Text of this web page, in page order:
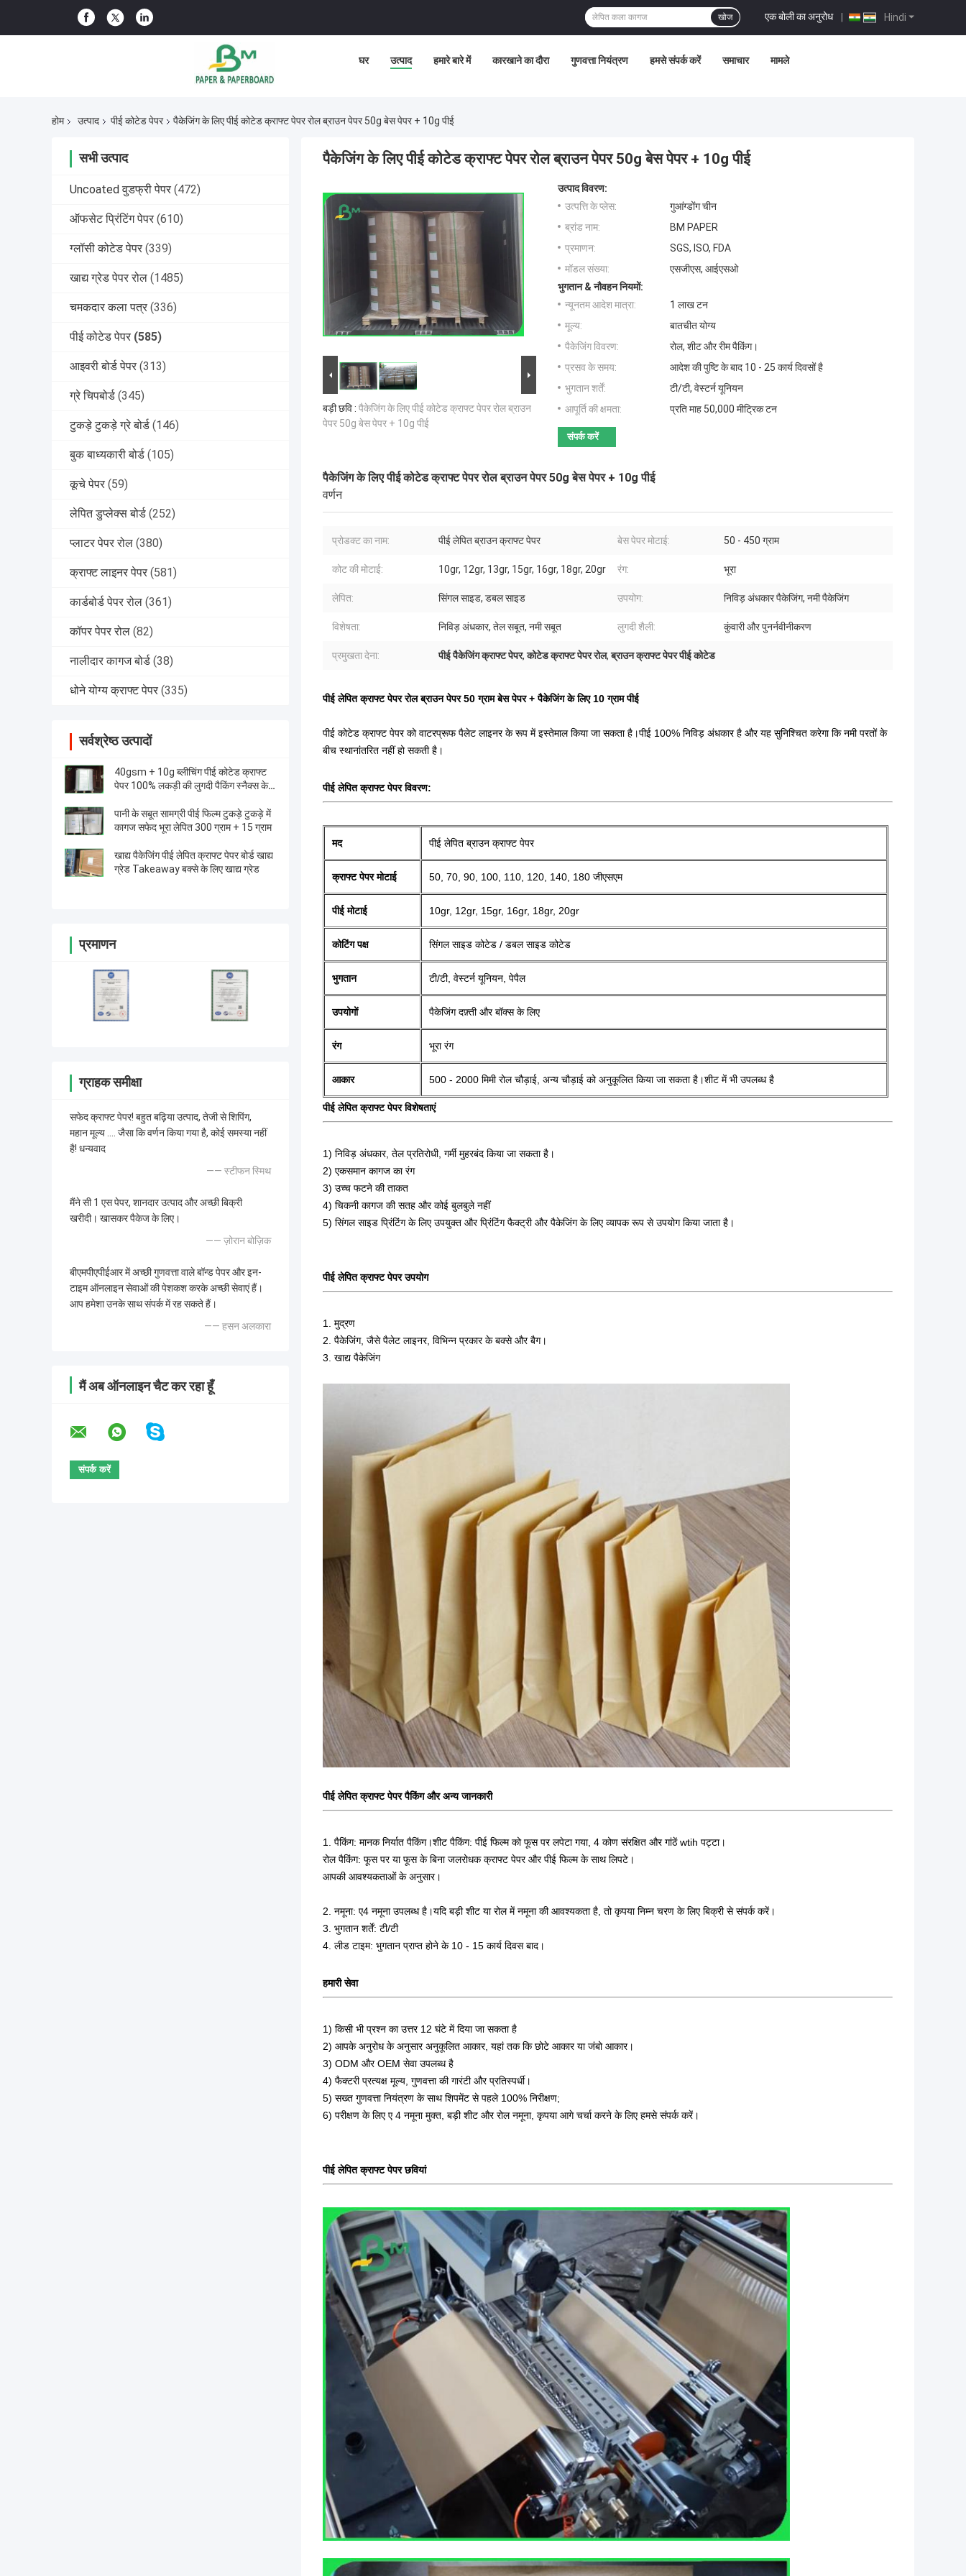
Hindi
एक बोली का अनुरोध |
खोज
घर उत्पाद हमारे बारे में कारखाने का दौरा गुणवत्ता नियंत्रण हमसे संपर्क करें समाचार मामले
होम उत्पाद पीई कोटेड पेपर पैकेजिंग के लिए पीई कोटेड क्राफ्ट पेपर रोल ब्राउन पेपर 50g बेस पेपर + 10g पीई
सभी उत्पाद
Uncoated वुडफ्री पेपर (472)
ऑफसेट प्रिंटिंग पेपर (610)
ग्लॉसी कोटेड पेपर (339)
खाद्य ग्रेड पेपर रोल (1485)
चमकदार कला पत्र (336)
पीई कोटेड पेपर (585)
आइवरी बोर्ड पेपर (313)
ग्रे चिपबोर्ड (345)
टुकड़े टुकड़े ग्रे बोर्ड (146)
बुक बाध्यकारी बोर्ड (105)
कूचे पेपर (59)
लेपित डुप्लेक्स बोर्ड (252)
प्लाटर पेपर रोल (380)
क्राफ्ट लाइनर पेपर (581)
कार्डबोर्ड पेपर रोल (361)
कॉपर पेपर रोल (82)
नालीदार कागज बोर्ड (38)
धोने योग्य क्राफ्ट पेपर (335)
सर्वश्रेष्ठ उत्पादों
40gsm + 10g ब्लीचिंग पीई कोटेड क्राफ्ट
पेपर 100% लकड़ी की लुगदी पैकिंग स्नैक्स के
पानी के सबूत सामग्री पीई फिल्म टुकड़े टुकड़े में
कागज सफेद भूरा लेपित 300 ग्राम + 15 ग्राम
खाद्य पैकेजिंग पीई लेपित क्राफ्ट पेपर बोर्ड खाद्य
ग्रेड Takeaway बक्से के लिए खाद्य ग्रेड
प्रमाणन
ग्राहक समीक्षा
सफेद क्राफ्ट पेपर! बहुत बढ़िया उत्पाद, तेजी से शिपिंग,
महान मूल्य .... जैसा कि वर्णन किया गया है, कोई समस्या नहीं
है! धन्यवाद
—— स्टीफन स्मिथ
मैंने सी 1 एस पेपर, शानदार उत्पाद और अच्छी बिक्री
खरीदी। खासकर पैकेज के लिए।
—— ज़ोरान बोज़िक
बीएमपीएपीईआर में अच्छी गुणवत्ता वाले बॉन्ड पेपर और इन-
टाइम ऑनलाइन सेवाओं की पेशकश करके अच्छी सेवाएं हैं।
आप हमेशा उनके साथ संपर्क में रह सकते हैं।
—— हसन अलकारा
मैं अब ऑनलाइन चैट कर रहा हूँ
पैकेजिंग के लिए पीई कोटेड क्राफ्ट पेपर रोल ब्राउन पेपर 50g बेस पेपर + 10g पीई
बड़ी छवि : पैकेजिंग के लिए पीई कोटेड क्राफ्ट पेपर रोल ब्राउन
पेपर 50g बेस पेपर + 10g पीई
उत्पाद विवरण:
उत्पत्ति के प्लेस:
गुआंग्डोंग चीन
ब्रांड नाम:
BM PAPER
प्रमाणन:
SGS, ISO, FDA
मॉडल संख्या:
एसजीएस, आईएसओ
भुगतान & नौवहन नियमों:
न्यूनतम आदेश मात्रा:
1 लाख टन
मूल्य:
बातचीत योग्य
पैकेजिंग विवरण:
रोल, शीट और रीम पैकिंग।
प्रसव के समय:
आदेश की पुष्टि के बाद 10 - 25 कार्य दिवसों है
भुगतान शर्तें:
टी/टी, वेस्टर्न यूनियन
आपूर्ति की क्षमता:
प्रति माह 50,000 मीट्रिक टन
संपर्क करें
पैकेजिंग के लिए पीई कोटेड क्राफ्ट पेपर रोल ब्राउन पेपर 50g बेस पेपर + 10g पीई
वर्णन
प्रोडक्ट का नाम: पीई लेपित ब्राउन क्राफ्ट पेपर बेस पेपर मोटाई: 50 - 450 ग्राम
कोट की मोटाई: 10gr, 12gr, 13gr, 15gr, 16gr, 18gr, 20gr रंग: भूरा
लेपित: सिंगल साइड, डबल साइड उपयोग: निविड़ अंधकार पैकेजिंग, नमी पैकेजिंग
विशेषता: निविड़ अंधकार, तेल सबूत, नमी सबूत लुगदी शैली: कुंवारी और पुनर्नवीनीकरण
प्रमुखता देना: पीई पैकेजिंग क्राफ्ट पेपर,कोटेड क्राफ्ट पेपर रोल,ब्राउन क्राफ्ट पेपर पीई कोटेड
पीई लेपित क्राफ्ट पेपर रोल ब्राउन पेपर 50 ग्राम बेस पेपर + पैकेजिंग के लिए 10 ग्राम पीई
पीई कोटेड क्राफ्ट पेपर को वाटरप्रूफ पैलेट लाइनर के रूप में इस्तेमाल किया जा सकता है।पीई 100% निविड़ अंधकार है और यह सुनिश्चित करेगा कि नमी परतों के
बीच स्थानांतरित नहीं हो सकती है।
पीई लेपित क्राफ्ट पेपर विवरण:
मद पीई लेपित ब्राउन क्राफ्ट पेपर
क्राफ्ट पेपर मोटाई 50, 70, 90, 100, 110, 120, 140, 180 जीएसएम
पीई मोटाई 10gr, 12gr, 15gr, 16gr, 18gr, 20gr
कोटिंग पक्ष सिंगल साइड कोटेड / डबल साइड कोटेड
भुगतान टी/टी, वेस्टर्न यूनियन, पेपैल
उपयोगों पैकेजिंग दफ़्ती और बॉक्स के लिए
रंग भूरा रंग
आकार 500 - 2000 मिमी रोल चौड़ाई, अन्य चौड़ाई को अनुकूलित किया जा सकता है।शीट में भी उपलब्ध है
पीई लेपित क्राफ्ट पेपर विशेषताएं
1) निविड़ अंधकार, तेल प्रतिरोधी, गर्मी मुहरबंद किया जा सकता है।
2) एकसमान कागज का रंग
3) उच्च फटने की ताकत
4) चिकनी कागज की सतह और कोई बुलबुले नहीं
5) सिंगल साइड प्रिंटिंग के लिए उपयुक्त और प्रिंटिंग फैक्ट्री और पैकेजिंग के लिए व्यापक रूप से उपयोग किया जाता है।
पीई लेपित क्राफ्ट पेपर उपयोग
1. मुद्रण
2. पैकेजिंग, जैसे पैलेट लाइनर, विभिन्न प्रकार के बक्से और बैग।
3. खाद्य पैकेजिंग
पीई लेपित क्राफ्ट पेपर पैकिंग और अन्य जानकारी
1. पैकिंग: मानक निर्यात पैकिंग।शीट पैकिंग: पीई फिल्म को फूस पर लपेटा गया, 4 कोण संरक्षित और गांठें wtih पट्टा।
रोल पैकिंग: फूस पर या फूस के बिना जलरोधक क्राफ्ट पेपर और पीई फिल्म के साथ लिपटे।
आपकी आवश्यकताओं के अनुसार।
2. नमूना: ए4 नमूना उपलब्ध है।यदि बड़ी शीट या रोल में नमूना की आवश्यकता है, तो कृपया निम्न चरण के लिए बिक्री से संपर्क करें।
3. भुगतान शर्तें: टी/टी
4. लीड टाइम: भुगतान प्राप्त होने के 10 - 15 कार्य दिवस बाद।
हमारी सेवा
1) किसी भी प्रश्न का उत्तर 12 घंटे में दिया जा सकता है
2) आपके अनुरोध के अनुसार अनुकूलित आकार, यहां तक ​​कि छोटे आकार या जंबो आकार।
3) ODM और OEM सेवा उपलब्ध है
4) फैक्टरी प्रत्यक्ष मूल्य, गुणवत्ता की गारंटी और प्रतिस्पर्धी।
5) सख्त गुणवत्ता नियंत्रण के साथ शिपमेंट से पहले 100% निरीक्षण;
6) परीक्षण के लिए ए 4 नमूना मुक्त, बड़ी शीट और रोल नमूना, कृपया आगे चर्चा करने के लिए हमसे संपर्क करें।
पीई लेपित क्राफ्ट पेपर छवियां